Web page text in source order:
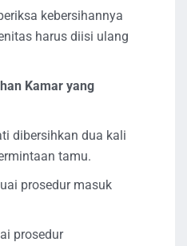
kebersihannya
harus diisi ulang
Kamar yang
dibersihkan dua kali
tamu.
prosedur masuk
prosedur